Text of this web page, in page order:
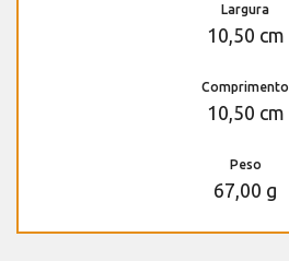
Largura
10,50 cm
Comprimento
10,50 cm
Peso
67,00 g